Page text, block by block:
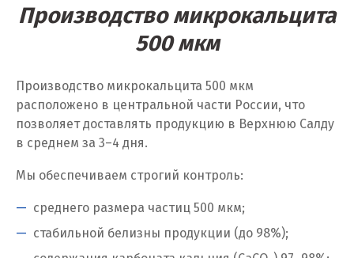
Ханты-Мансийск
Ч
Чебаркуль
Чита
Производство микрокальцита
500 мкм
Производство микрокальцита 500 мкм
расположено в центральной части России, что
позволяет доставлять продукцию в Верхнюю Салду
в среднем за 3–4 дня.
Мы обеспечиваем строгий контроль:
среднего размера частиц 500 мкм;
стабильной белизны продукции (до 98%);